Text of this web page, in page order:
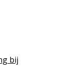
bij